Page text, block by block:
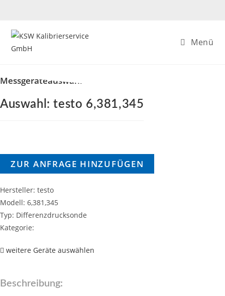
springen
Menü
Messgeräteauswahl
Auswahl: testo 6,381,345
ZUR ANFRAGE HINZUFÜGEN
Hersteller: testo
Modell: 6,381,345
Typ: Differenzdrucksonde
Kategorie:
weitere Geräte auswählen
Beschreibung: